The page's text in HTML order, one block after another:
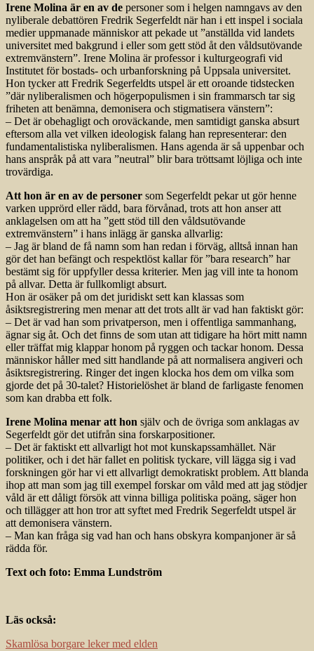
Irene Molina är en av de personer som i helgen namngavs av den
nyliberale debattören Fredrik Segerfeldt när han i ett inspel i sociala
medier uppmanade människor att pekade ut ”anställda vid landets
universitet med bakgrund i eller som gett stöd åt den våldsutövande
extremvänstern”. Irene Molina är professor i kulturgeografi vid
Institutet för bostads- och urbanforskning på Uppsala universitet.
Hon tycker att Fredrik Segerfeldts utspel är ett oroande tidstecken
”där nyliberalismen och högerpopulismen i sin frammarsch tar sig
friheten att benämna, demonisera och stigmatisera vänstern”:
– Det är obehagligt och oroväckande, men samtidigt ganska absurt
eftersom alla vet vilken ideologisk falang han representerar: den
fundamentalistiska nyliberalismen. Hans agenda är så uppenbar och
hans anspråk på att vara ”neutral” blir bara tröttsamt löjliga och inte
trovärdiga.
Att hon är en av de personer som Segerfeldt pekar ut gör henne
varken upprörd eller rädd, bara förvånad, trots att hon anser att
anklagelsen om att ha ”gett stöd till den våldsutövande
extremvänstern” i hans inlägg är ganska allvarlig:
– Jag är bland de få namn som han redan i förväg, alltså innan han
gör det han befängt och respektlöst kallar för ”bara research” har
bestämt sig för uppfyller dessa kriterier. Men jag vill inte ta honom
på allvar. Detta är fullkomligt absurt.
Hon är osäker på om det juridiskt sett kan klassas som
åsiktsregistrering men menar att det trots allt är vad han faktiskt gör:
– Det är vad han som privatperson, men i offentliga sammanhang,
ägnar sig åt. Och det finns de som utan att tidigare ha hört mitt namn
eller träffat mig klappar honom på ryggen och tackar honom. Dessa
människor håller med sitt handlande på att normalisera angiveri och
åsiktsregistrering. Ringer det ingen klocka hos dem om vilka som
gjorde det på 30-talet? Historielöshet är bland de farligaste fenomen
som kan drabba ett folk.
Irene Molina menar att hon själv och de övriga som anklagas av
Segerfeldt gör det utifrån sina forskarpositioner.
– Det är faktiskt ett allvarligt hot mot kunskapssamhället. När
politiker, och i det här fallet en politisk tyckare, vill lägga sig i vad
forskningen gör har vi ett allvarligt demokratiskt problem. Att blanda
ihop att man som jag till exempel forskar om våld med att jag stödjer
våld är ett dåligt försök att vinna billiga politiska poäng, säger hon
och tillägger att hon tror att syftet med Fredrik Segerfeldt utspel är
att demonisera vänstern.
– Man kan fråga sig vad han och hans obskyra kompanjoner är så
rädda för.
Text och foto: Emma Lundström
Läs också:
Skamlösa borgare leker med elden